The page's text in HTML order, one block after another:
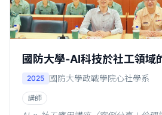
國防大學-AI科技於社工領域
2025 國防大學政戰學院心社學系
講師